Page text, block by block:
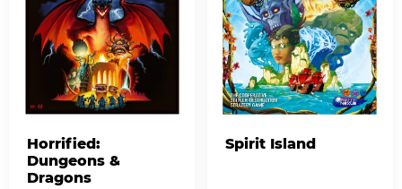
Horrified:
Dungeons &
Dragons
Spirit Island